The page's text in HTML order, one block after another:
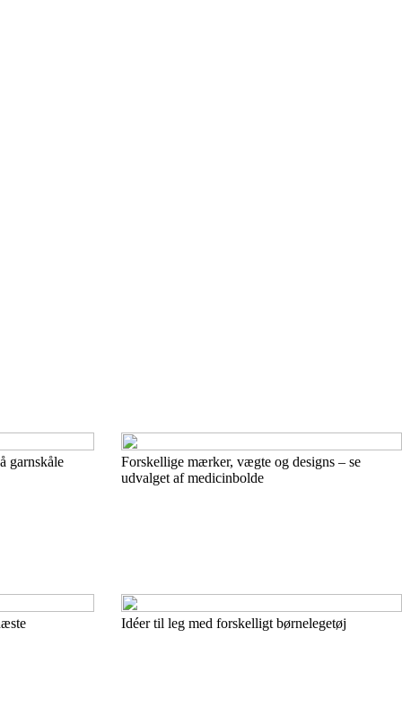
garnskåle
Forskellige mærker, vægte og designs – se
udvalget af medicinbolde
Idéer til leg med forskelligt børnelegetøj